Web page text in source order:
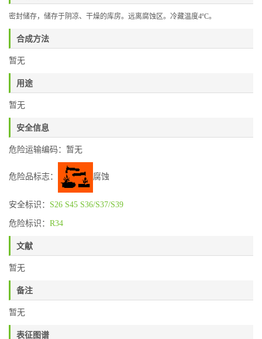
密封储存， 储存于阴凉、干燥的库房。远离腐蚀区。冷藏温度4ºC。
合成方法
暂无
用途
暂无
安全信息
危险运输编码：暂无
危险品标志： 腐蚀
安全标识： S26 S45 S36/S37/S39
危险标识： R34
文献
暂无
备注
暂无
表征图谱